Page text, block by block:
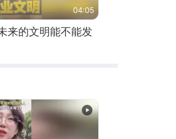
04:05
来的文明能不能发